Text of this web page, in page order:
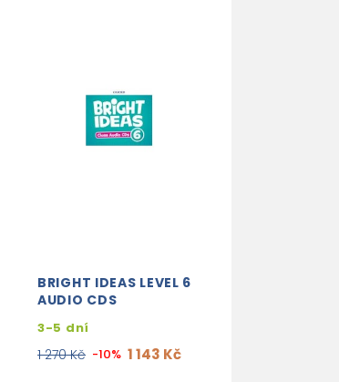
BRIGHT IDEAS LEVEL 6
AUDIO CDS
3-5 dní
1 270 Kč -10% 1 143 Kč